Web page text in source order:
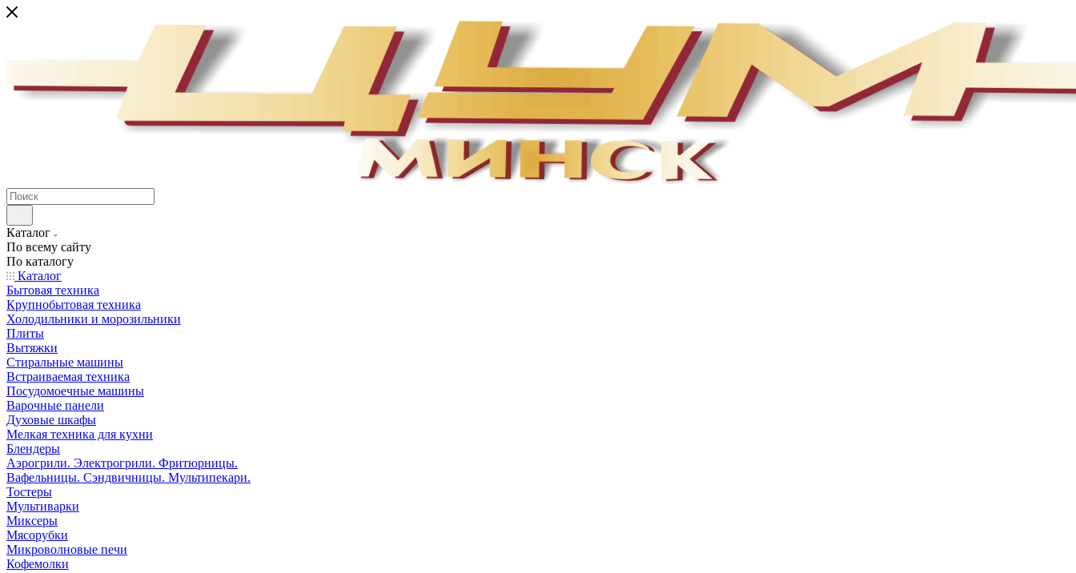
Каталог
По всему сайту
По каталогу
Каталог
Бытовая техника
Крупнобытовая техника
Холодильники и морозильники
Плиты
Вытяжки
Стиральные машины
Встраиваемая техника
Посудомоечные машины
Варочные панели
Духовые шкафы
Мелкая техника для кухни
Блендеры
Аэрогрили. Электрогрили. Фритюрницы.
Вафельницы. Сэндвичницы. Мультипекари.
Тостеры
Мультиварки
Миксеры
Мясорубки
Микроволновые печи
Кофемолки